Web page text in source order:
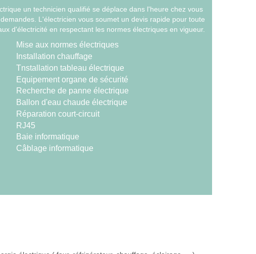
un technicien qualifié se déplace dans l'heure chez vous
L'électricien vous soumet un devis rapide pour toute
d'électricité en respectant les normes électriques en vigueur.
Mise aux normes électriques
Installation chauffage
Tnstallation tableau électrique
Equipement organe de sécurité
Recherche de panne électrique
Ballon d'eau chaude électrique
Réparation court-circuit
RJ45
Baie informatique
Câblage informatique